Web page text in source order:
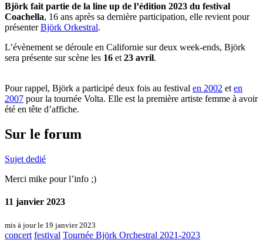
Björk fait partie de la line up de l’édition 2023 du festival
Coachella, 16 ans après sa dernière participation, elle revient pour
présenterBjörk Orkestral.
L’évènement se déroule en Californie sur deux week-ends, Björk
sera présente sur scène les 16 et 23 avril.
Pour rappel, Björk a participé deux fois au festival en 2002 et en
2007 pour la tournée Volta. Elle est la première artiste femme à avoir
été en tête d’affiche.
Sur le forum
Sujet dedié
Merci mike pour l’info ;)
11 janvier 2023
mis à jour le 19 janvier 2023
concert festival Tournée Björk Orchestral 2021-2023